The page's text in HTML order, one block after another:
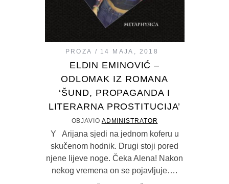
PROZA 14 MAJA, 2018
ELDIN EMINOVIĆ –
ODLOMAK IZ ROMANA
‘ŠUND, PROPAGANDA I
LITERARNA PROSTITUCIJA’
OBJAVIO ADMINISTRATOR
Y Arijana sjedi na jednom koferu u
skučenom hodnik. Drugi stoji pored
njene lijeve noge. Čeka Alena! Nakon
nekog vremena on se pojavljuje….